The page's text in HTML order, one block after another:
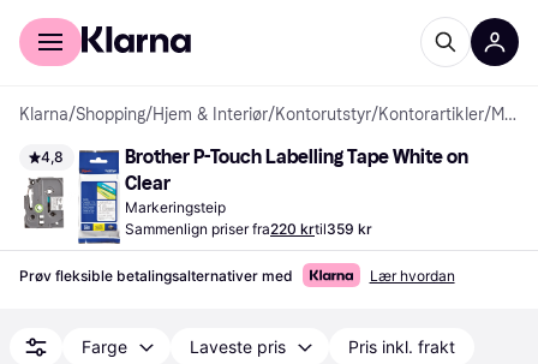
For kunder
Klarna/Shopping/Hjem & Interiør/Kontorutstyr/Kontorartikler/ Markeringsteip
4,8
Brother P-Touch Labelling Tape White on
Clear
Markeringsteip
Sammenlign priser fra220 krtil359 kr
Prøv fleksible betalingsalternativer med Lær hvordan
Farge Laveste pris Pris inkl. frakt